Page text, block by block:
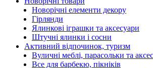
Новорічні елементи декору
Гірлянди
Ялинкові іграшки та аксесуари
Штучні ялинки і сосни
Активний відпочинок, туризм
Вуличні меблі, парасольки та
Все для барбекю, пікніків